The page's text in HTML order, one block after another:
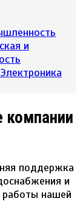
и
компании
поддержка
и
работы нашей